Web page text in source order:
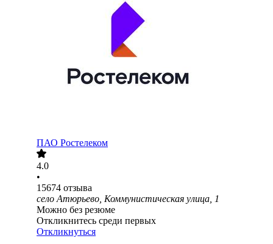
ПАО Ростелеком
4.0
•
15674 отзыва
село Атюрьево, Коммунистическая улица, 1
Можно без резюме
Откликнитесь среди первых
Откликнуться